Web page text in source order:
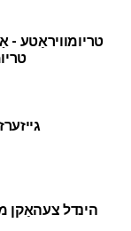
טריומוויראַטע -
הינדל צעהאַקן